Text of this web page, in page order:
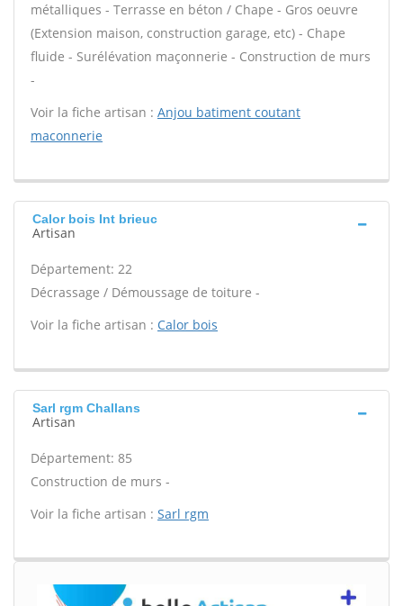
métalliques - Terrasse en béton / Chape - Gros oeuvre
(Extension maison, construction garage, etc) - Chape
fluide - Surélévation maçonnerie - Construction de murs
-
Voir la fiche artisan : Anjou batiment coutant
maconnerie
Calor bois Int brieuc
Artisan
Département: 22
Décrassage / Démoussage de toiture -
Voir la fiche artisan : Calor bois
Sarl rgm Challans
Artisan
Département: 85
Construction de murs -
Voir la fiche artisan : Sarl rgm